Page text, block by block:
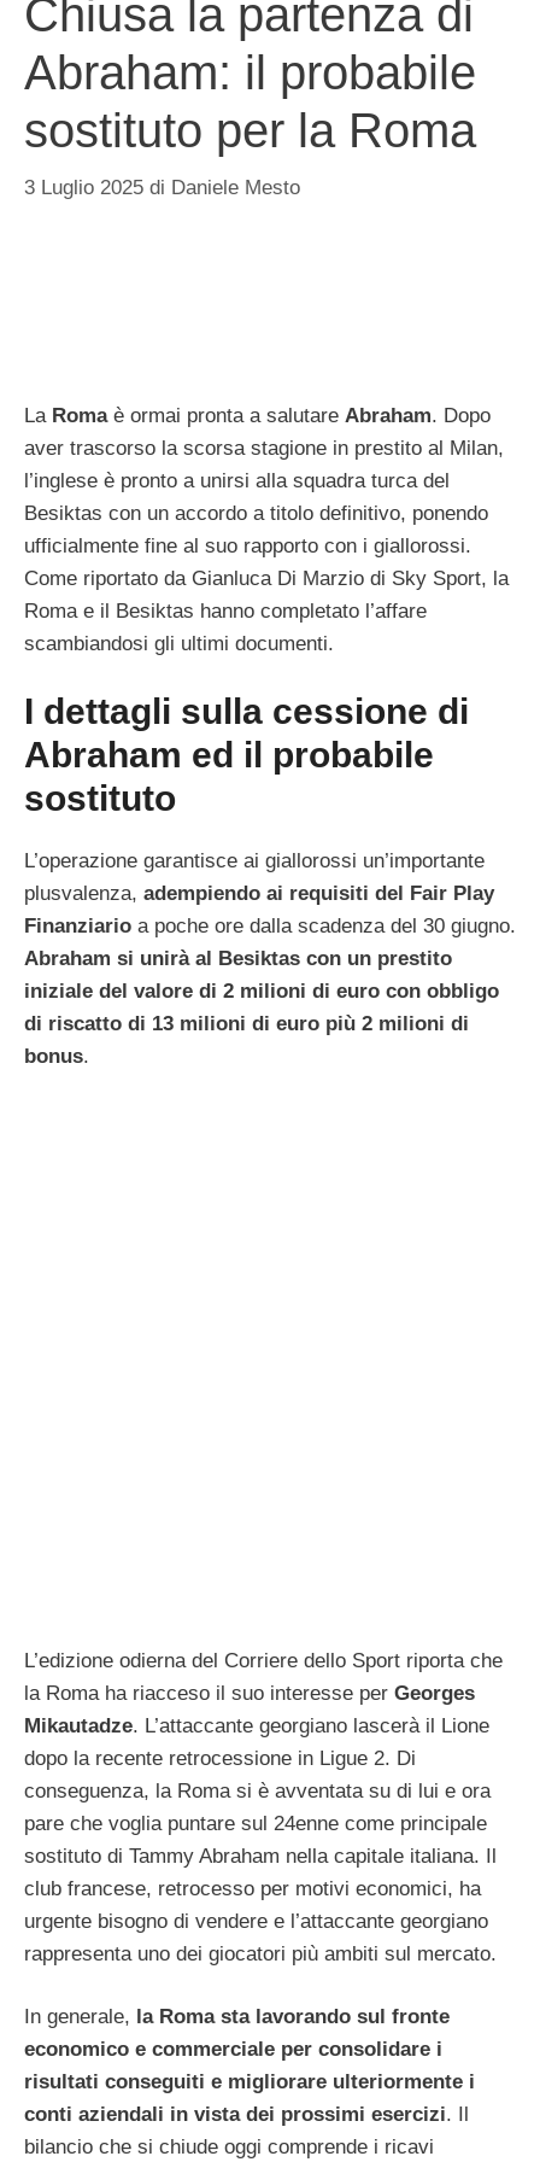
Chiusa la partenza di
Abraham: il probabile
sostituto per la Roma
3 Luglio 2025 di Daniele Mesto
La Roma è ormai pronta a salutare Abraham. Dopo
aver trascorso la scorsa stagione in prestito al Milan,
l’inglese è pronto a unirsi alla squadra turca del
Besiktas con un accordo a titolo definitivo, ponendo
ufficialmente fine al suo rapporto con i giallorossi.
Come riportato da Gianluca Di Marzio di Sky Sport, la
Roma e il Besiktas hanno completato l’affare
scambiandosi gli ultimi documenti.
I dettagli sulla cessione di
Abraham ed il probabile
sostituto
L’operazione garantisce ai giallorossi un’importante
plusvalenza, adempiendo ai requisiti del Fair Play
Finanziario a poche ore dalla scadenza del 30 giugno.
Abraham si unirà al Besiktas con un prestito
iniziale del valore di 2 milioni di euro con obbligo
di riscatto di 13 milioni di euro più 2 milioni di
bonus.
L’edizione odierna del Corriere dello Sport riporta che
la Roma ha riacceso il suo interesse per Georges
Mikautadze. L’attaccante georgiano lascerà il Lione
dopo la recente retrocessione in Ligue 2. Di
conseguenza, la Roma si è avventata su di lui e ora
pare che voglia puntare sul 24enne come principale
sostituto di Tammy Abraham nella capitale italiana. Il
club francese, retrocesso per motivi economici, ha
urgente bisogno di vendere e l’attaccante georgiano
rappresenta uno dei giocatori più ambiti sul mercato.
In generale, la Roma sta lavorando sul fronte
economico e commerciale per consolidare i
risultati conseguiti e migliorare ulteriormente i
conti aziendali in vista dei prossimi esercizi. Il
bilancio che si chiude oggi comprende i ricavi